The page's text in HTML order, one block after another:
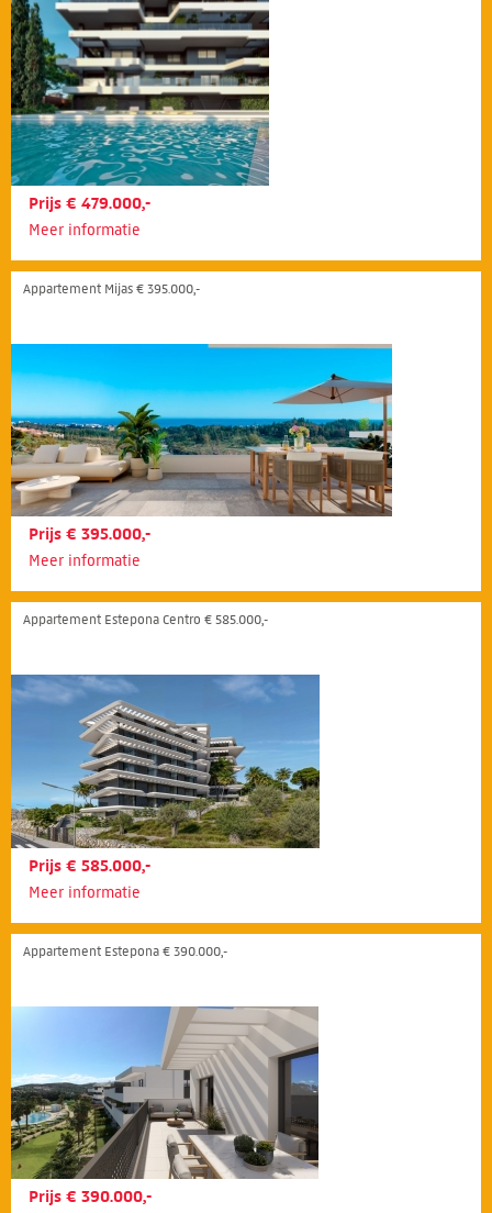
Prijs € 479.000,-
Meer informatie
Appartement Mijas € 395.000,-
Prijs € 395.000,-
Meer informatie
Appartement Estepona Centro € 585.000,-
Prijs € 585.000,-
Meer informatie
Appartement Estepona € 390.000,-
Prijs € 390.000,-